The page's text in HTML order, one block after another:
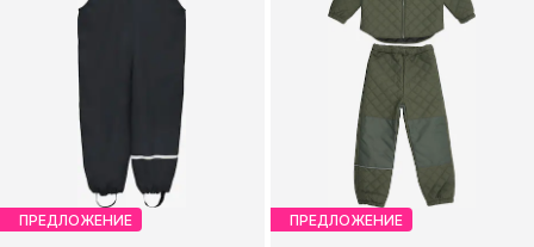
ПРЕДЛОЖЕНИЕ ПРЕДЛОЖЕНИЕ